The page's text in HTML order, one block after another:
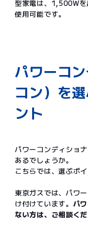
型家電は、1,500Wを
使用可能です。
パワーコ
コン）を
ント
パワーコンディショ
あるでしょうか。
こちらでは、選ぶポ
東京ガスでは、パワ
け付けています。 パ
ない方は、ご相談く